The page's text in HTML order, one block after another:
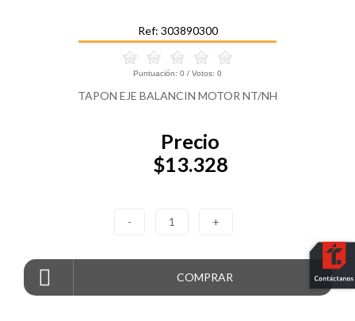
Ref: 303890300
Puntuación: 0 / Votos: 0
TAPON EJE BALANCIN MOTOR NT/NH
Precio
$13.328
- 1 +
COMPRAR